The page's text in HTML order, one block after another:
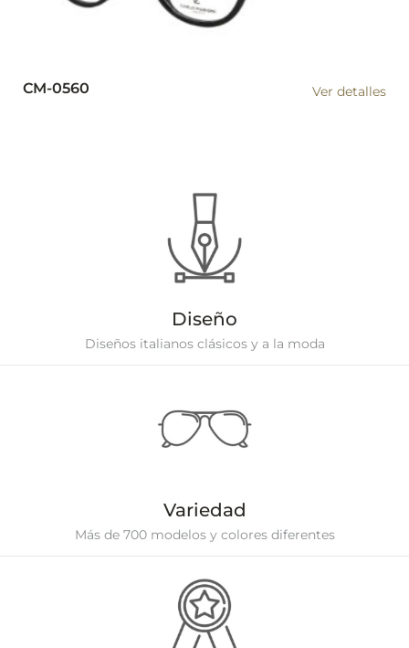
CM-0560 Ver detalles
Diseño
Diseños italianos clásicos y a la moda
Variedad
Más de 700 modelos y colores diferentes